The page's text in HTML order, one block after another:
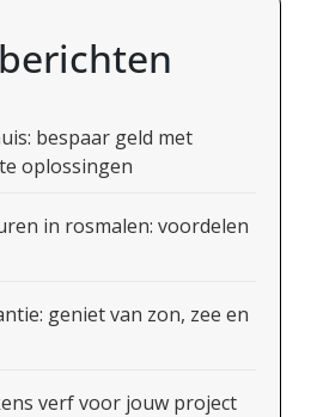
bespaar geld met
oplossingen
in rosmalen: voordelen
geniet van zon, zee en
verf voor jouw project